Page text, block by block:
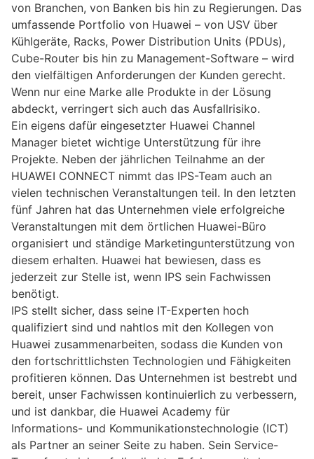
von Branchen, von Banken bis hin zu Regierungen. Das
umfassende Portfolio von Huawei – von USV über
Kühlgeräte, Racks, Power Distribution Units (PDUs),
Cube-Router bis hin zu Management-Software – wird
den vielfältigen Anforderungen der Kunden gerecht.
Wenn nur eine Marke alle Produkte in der Lösung
abdeckt, verringert sich auch das Ausfallrisiko.
Ein eigens dafür eingesetzter Huawei Channel
Manager bietet wichtige Unterstützung für ihre
Projekte. Neben der jährlichen Teilnahme an der
HUAWEI CONNECT nimmt das IPS-Team auch an
vielen technischen Veranstaltungen teil. In den letzten
fünf Jahren hat das Unternehmen viele erfolgreiche
Veranstaltungen mit dem örtlichen Huawei-Büro
organisiert und ständige Marketingunterstützung von
diesem erhalten. Huawei hat bewiesen, dass es
jederzeit zur Stelle ist, wenn IPS sein Fachwissen
benötigt.
IPS stellt sicher, dass seine IT-Experten hoch
qualifiziert sind und nahtlos mit den Kollegen von
Huawei zusammenarbeiten, sodass die Kunden von
den fortschrittlichsten Technologien und Fähigkeiten
profitieren können. Das Unternehmen ist bestrebt und
bereit, unser Fachwissen kontinuierlich zu verbessern,
und ist dankbar, die Huawei Academy für
Informations- und Kommunikationstechnologie (ICT)
als Partner an seiner Seite zu haben. Sein Service-